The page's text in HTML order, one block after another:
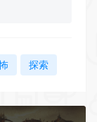
探索